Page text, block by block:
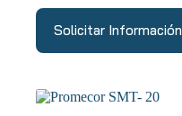
Solicitar Información